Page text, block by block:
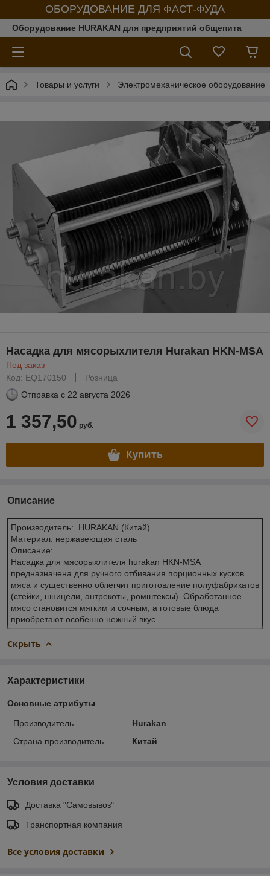
ОБОРУДОВАНИЕ ДЛЯ ФАСТ-ФУДА
Оборудование HURAKAN для предприятий общепита
Товары и услуги Электромеханическое оборудование
Насадка для мясорыхлителя Hurakan HKN-MSA
Под заказ
Код: EQ170150
Розница
Отправка с 22 августа 2026
1 357,50 руб.
Купить
Описание
Производитель: HURAKAN (Китай)
Материал: нержавеющая сталь
Описание:
Насадка для мясорыхлителя hurakan HKN-MSA
предназначена для ручного отбивания порционных кусков
мяса и существенно облегчит приготовление полуфабрикатов
(стейки, шницели, антрекоты, ромштексы). Обработанное
мясо становится мягким и сочным, а готовые блюда
приобретают особенно нежный вкус.
Скрыть
Характеристики
Основные атрибуты
Производитель
Hurakan
Страна производитель
Китай
Условия доставки
Доставка "Самовывоз"
Транспортная компания
Все условия доставки